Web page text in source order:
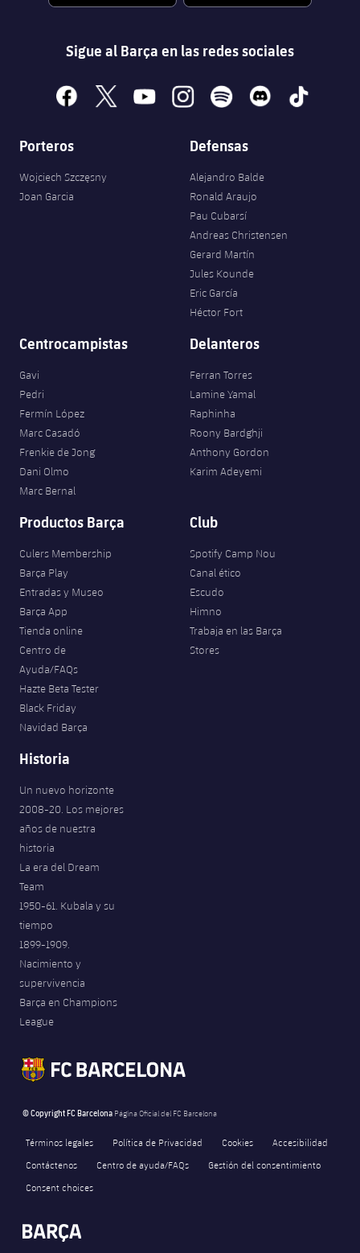
Sigue al Barça en las redes sociales
facebook
x youtubeinstagramspotify discord tiktok
Porteros
Wojciech Szczęsny
Joan Garcia
Defensas
Alejandro Balde
Ronald Araujo
Pau Cubarsí
Andreas Christensen
Gerard Martín
Jules Kounde
Eric García
Héctor Fort
Centrocampistas
Gavi
Pedri
Fermín López
Marc Casadó
Frenkie de Jong
Dani Olmo
Marc Bernal
Delanteros
Ferran Torres
Lamine Yamal
Raphinha
Roony Bardghji
Anthony Gordon
Karim Adeyemi
Productos Barça
Culers Membership
Barça Play
Entradas y Museo
Barça App
Tienda online
Centro de
Ayuda/FAQs
Hazte Beta Tester
Black Friday
Navidad Barça
Club
Spotify Camp Nou
Canal ético
Escudo
Himno
Trabaja en las Barça
Stores
Historia
Un nuevo horizonte
2008-20. Los mejores
años de nuestra
historia
La era del Dream
Team
1950-61. Kubala y su
tiempo
1899-1909.
Nacimiento y
supervivencia
Barça en Champions
League
© Copyright FC Barcelona Página Oficial del FC Barcelona
Términos legales Política de Privacidad Cookies
Accesibilidad
Contáctenos
Centro de ayuda/FAQs
Gestión del consentimiento
Consent choices